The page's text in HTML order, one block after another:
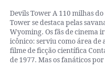
Devils Tower A 110 milhas
Tower se destaca pelas
Wyoming. Os fãs de cinema
icônico: serviu como área
filme de ficção científica
de 1977. Mas os fanáticos por